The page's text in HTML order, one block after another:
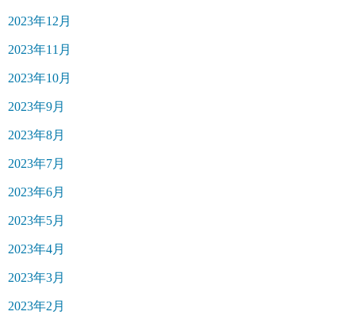
2023年12月
2023年11月
2023年10月
2023年9月
2023年8月
2023年7月
2023年6月
2023年5月
2023年4月
2023年3月
2023年2月